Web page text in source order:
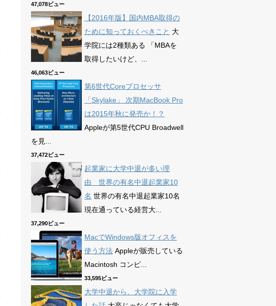
47,078ビュー
【2016年版】国内MBA取得の
ために知っておくべきこと 大
学院には2種類ある 「MBAを
取得したいけど、...
46,063ビュー
第6世代Coreプロセッサ
「Skylake」 次期MacBook Pro
は2015年秋に発売か！？
Appleが第5世代CPU Broadwell
を見...
37,472ビュー
起業家に大学中退が多い理
由 世界の有名中退起業家10
名 世界の有名中退起業家10名
現在通っている経営大...
37,290ビュー
MacでWindows版オフィスを
使う方法 Appleが販売している
Macintosh コンピ...
33,595ビュー
大学中退から、大学院に入学